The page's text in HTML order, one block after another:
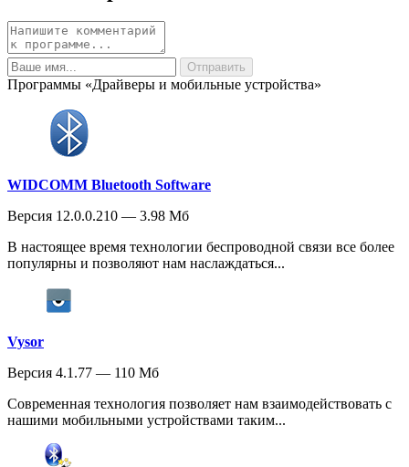
Программы «Драйверы и мобильные устройства»
WIDCOMM Bluetooth Software
Версия 12.0.0.210 — 3.98 Мб
В настоящее время технологии беспроводной связи все более
популярны и позволяют нам наслаждаться...
Vysor
Версия 4.1.77 — 110 Мб
Современная технология позволяет нам взаимодействовать с
нашими мобильными устройствами таким...